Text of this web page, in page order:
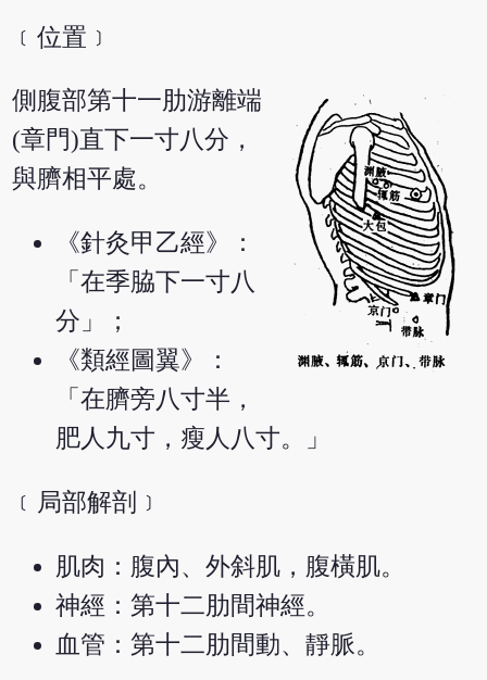
﹝位置﹞
側腹部第十一肋游離端
(章門)直下一寸八分，
與臍相平處。
《針灸甲乙經》：
「在季脇下一寸八
分」；
《類經圖翼》：
「在臍旁八寸半，
肥人九寸，瘦人八寸。」
﹝局部解剖﹞
肌肉：腹內、外斜肌，腹橫肌。
神經：第十二肋間神經。
血管：第十二肋間動、靜脈。